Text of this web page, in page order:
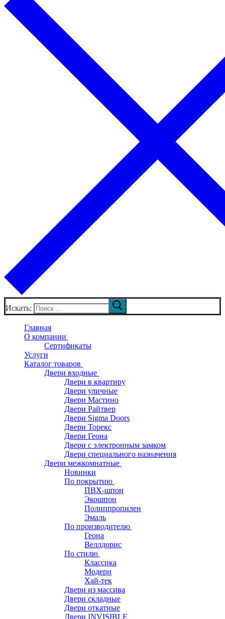
Искать:
Главная
О компании
Сертификаты
Услуги
Каталог товаров
Двери входные
Двери в квартиру
Двери уличные
Двери Мастино
Двери Райтвер
Двери Sigma Doors
Двери Торекс
Двери Геона
Двери с электронным замком
Двери специального назначения
Двери межкомнатные
Новинки
По покрытию
ПВХ-шпон
Экошпон
Полиппропилен
Эмаль
По производителю
Геона
Веллдорис
По стилю
Классика
Модерн
Хай-тек
Двери из массива
Двери складные
Двери откатные
Двери INVISIBLE